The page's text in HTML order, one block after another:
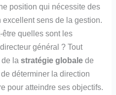
position qui nécessite des
sens de la gestion.
quelles sont les
général ? Tout
de lastratégie globale de
déterminer la direction
pour atteindre ses objectifs.